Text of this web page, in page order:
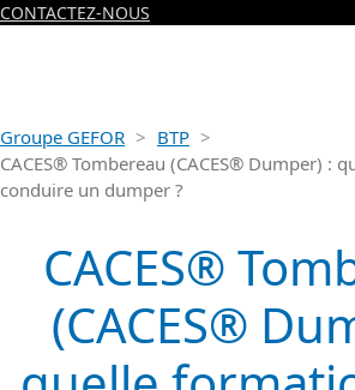
CONTACTEZ-NOUS
Groupe GEFOR > BTP >
CACES® Tombereau (CACES® Dumper) :
conduire un dumper ?
CACES®
(CACES®